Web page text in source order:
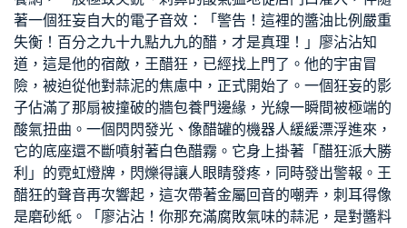
著一個狂妄自大的電子音效：「警告！這裡的醬油比例嚴重
失衡！百分之九十九點九九的醋，才是真理！」廖沾沾知
道，這是他的宿敵，王醋狂，已經找上門了。他的宇宙冒
險，被迫從他對蒜泥的焦慮中，正式開始了。一個狂妄的影
子佔滿了那扇被撞破的牆包養門邊緣，光線一瞬間被極端的
酸氣扭曲。一個閃閃發光、像醋罐的機器人緩緩漂浮進來，
它的底座還不斷噴射著白色醋霧。它身上掛著「醋狂派大勝
利」的霓虹燈牌，閃爍得讓人眼睛發疼，同時發出警報。王
醋狂的聲音再次響起，這次帶著金屬回音的嘲弄，刺耳得像
是磨砂紙。「廖沾沾！你那充滿腐敗氣味的蒜泥，是對醬料